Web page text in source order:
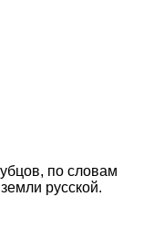
по словам
русской.